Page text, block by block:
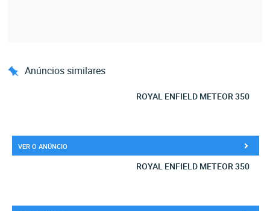
Anúncios similares
ROYAL ENFIELD METEOR 350
VER O ANÚNCIO
ROYAL ENFIELD METEOR 350